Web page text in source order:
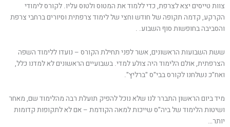
צוות טייסים יצא לצרפת, כדי ללמוד את המטוס ולטוס עליו. לקורס לימודי
הקרקע, קדמה תקופה של חודש וחצי של לימוד צרפתית וסיורים ברחבי צרפת
והסביבה בחופשות סוף השבוע. .
ששת השבועות הראשונים, אשר לפני תחילת הקורס – נועדו ללימוד השפה
הצרפתית, אולם הלימוד היה צולע למדי. בשבועיים הראשונים לא למדנו כלל,
ואח"כ נשלחנו לקורס בבי"ס "ברליץ".
מיד ביום הראשון התברר לנו שלא נוכל להפיק תועלת רבה מהלימוד שם, מאחר
ושיטות הלימוד של ביה"ס שייכות למאה הקודמת – אם לא לתקופות קדומות
יותר…